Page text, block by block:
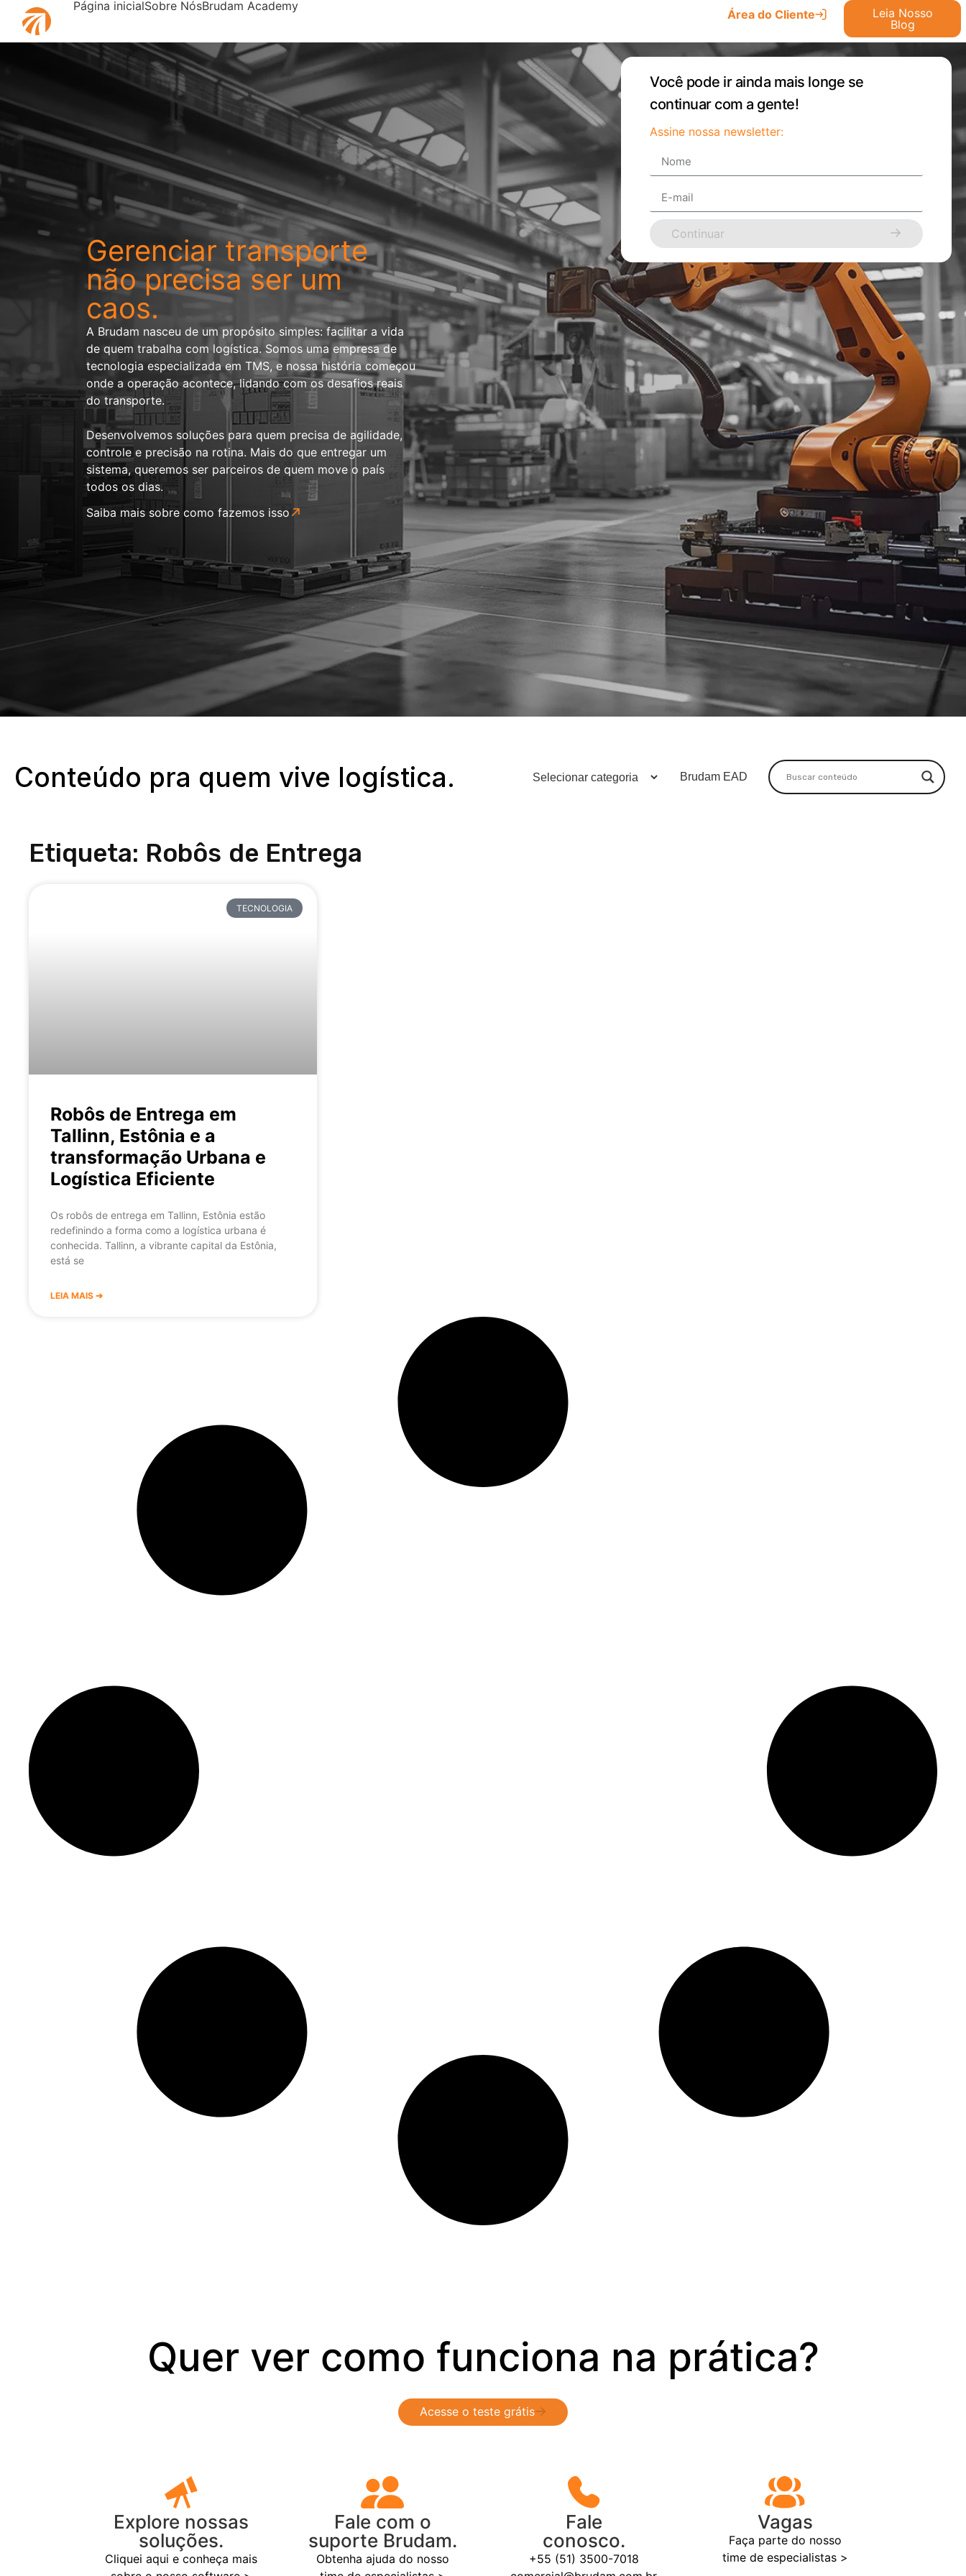
Página inicialSobre NósBrudam Academy
Área do Cliente
Leia Nosso
Blog
Gerenciar transporte
não precisa ser um
caos.
A Brudam nasceu de um propósito simples: facilitar a vida
de quem trabalha com logística. Somos uma empresa de
tecnologia especializada em TMS, e nossa história começou
onde a operação acontece, lidando com os desafios reais
do transporte.
Desenvolvemos soluções para quem precisa de agilidade,
controle e precisão na rotina. Mais do que entregar um
sistema, queremos ser parceiros de quem move o país
todos os dias.
Saiba mais sobre como fazemos isso
Você pode ir ainda mais longe se
continuar com a gente!
Assine nossa newsletter:
Continuar
Conteúdo pra quem vive logística. Brudam EAD
Etiqueta: Robôs de Entrega
TECNOLOGIA
Robôs de Entrega em
Tallinn, Estônia e a
transformação Urbana e
Logística Eficiente
Os robôs de entrega em Tallinn, Estônia estão
redefinindo a forma como a logística urbana é
conhecida. Tallinn, a vibrante capital da Estônia,
está se
LEIA MAIS ➔
Quer ver como funciona na prática?
Acesse o teste grátis
Explore nossas
soluções.
Cliquei aqui e conheça mais
Fale com o
suporte Brudam.
Obtenha ajuda do nosso
Fale
conosco.
+55 (51) 3500-7018
Vagas
Faça parte do nosso
time de especialistas >